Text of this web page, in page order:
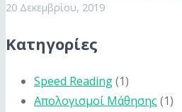
20 Δεκεμβρίου, 2019
Κατηγορίες
Speed Reading(1)
Απολογισμοί Μάθησης (1)